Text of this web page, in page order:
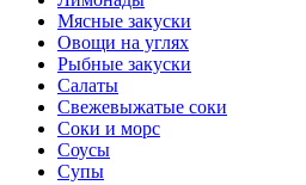
Мясные закуски
Овощи на углях
Рыбные закуски
Салаты
Свежевыжатые соки
Соки и морс
Соусы
Супы